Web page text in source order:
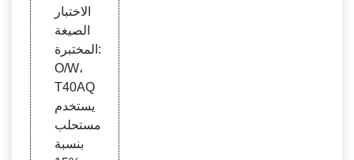
الاختبار
الصيغة
المختبرة:
O/W،
T40AQ
يستخدم
مستحلب
بنسبة